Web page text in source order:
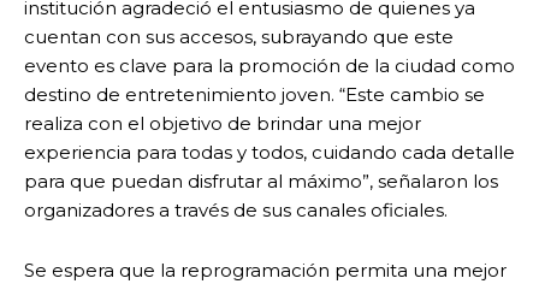
institución agradeció el entusiasmo de quienes ya
cuentan con sus accesos, subrayando que este
evento es clave para la promoción de la ciudad como
destino de entretenimiento joven. “Este cambio se
realiza con el objetivo de brindar una mejor
experiencia para todas y todos, cuidando cada detalle
para que puedan disfrutar al máximo”, señalaron los
organizadores a través de sus canales oficiales.
Se espera que la reprogramación permita una mejor